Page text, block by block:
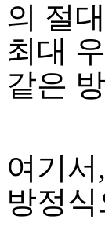
의 절
최대
같은
여기
방정